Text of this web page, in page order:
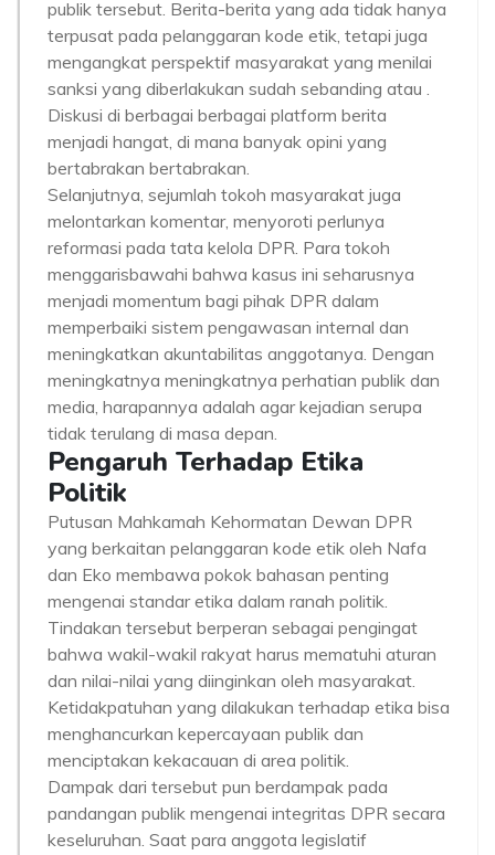
publik tersebut. Berita-berita yang ada tidak hanya
terpusat pada pelanggaran kode etik, tetapi juga
mengangkat perspektif masyarakat yang menilai
sanksi yang diberlakukan sudah sebanding atau .
Diskusi di berbagai berbagai platform berita
menjadi hangat, di mana banyak opini yang
bertabrakan bertabrakan.
Selanjutnya, sejumlah tokoh masyarakat juga
melontarkan komentar, menyoroti perlunya
reformasi pada tata kelola DPR. Para tokoh
menggarisbawahi bahwa kasus ini seharusnya
menjadi momentum bagi pihak DPR dalam
memperbaiki sistem pengawasan internal dan
meningkatkan akuntabilitas anggotanya. Dengan
meningkatnya meningkatnya perhatian publik dan
media, harapannya adalah agar kejadian serupa
tidak terulang di masa depan.
Pengaruh Terhadap Etika
Politik
Putusan Mahkamah Kehormatan Dewan DPR
yang berkaitan pelanggaran kode etik oleh Nafa
dan Eko membawa pokok bahasan penting
mengenai standar etika dalam ranah politik.
Tindakan tersebut berperan sebagai pengingat
bahwa wakil-wakil rakyat harus mematuhi aturan
dan nilai-nilai yang diinginkan oleh masyarakat.
Ketidakpatuhan yang dilakukan terhadap etika bisa
menghancurkan kepercayaan publik dan
menciptakan kekacauan di area politik.
Dampak dari tersebut pun berdampak pada
pandangan publik mengenai integritas DPR secara
keseluruhan. Saat para anggota legislatif